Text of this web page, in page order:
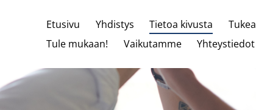
Etusivu Yhdistys Tietoa kivusta Tukea
Tule mukaan!
Vaikutamme Yhteystiedot